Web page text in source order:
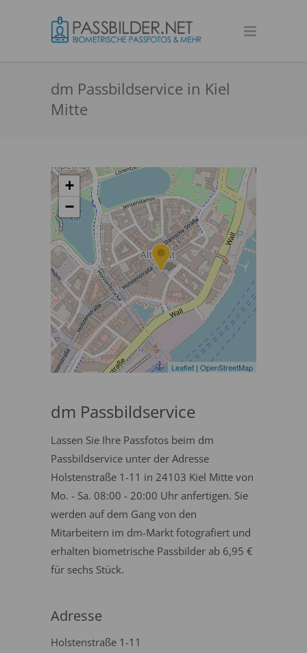
dm Passbildservice in Kiel
Mitte
+
−
Leaflet | OpenStreetMap
dm Passbildservice
Lassen Sie Ihre Passfotos beim dm
Passbildservice unter der Adresse
Holstenstraße 1-11 in 24103 Kiel Mitte von
Mo. - Sa. 08:00 - 20:00 Uhr anfertigen. Sie
werden auf dem Gang von den
Mitarbeitern im dm-Markt fotografiert und
erhalten biometrische Passbilder ab 6,95 €
für sechs Stück.
Adresse
Holstenstraße 1-11